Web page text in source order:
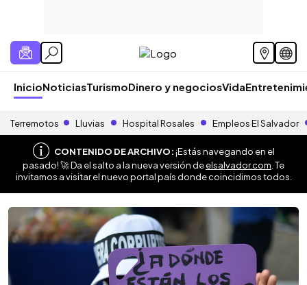
InicioNoticiasTurismoDinero y negociosVida
Terremotos Lluvias Hospital Rosales Empleos El Salvador
CONTENIDO DE ARCHIVO:¡Estás navegando en el
pasado! 🚀 Da el salto a la nueva versión deelsalvador.com . Te
invitamos a visitar el nuevo portal país donde coincidimos todos.